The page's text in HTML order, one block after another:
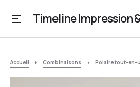
Timeline Impression
Accueil Combinaisons Polaire tout-en-